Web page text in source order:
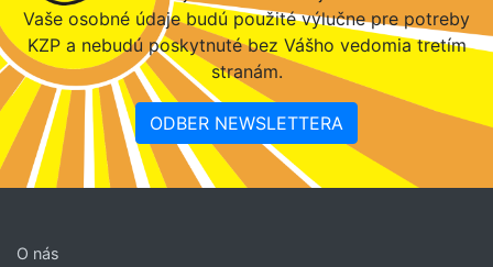
Vaše osobné údaje budú použité výlučne pre potreby
KZP a nebudú poskytnuté bez Vášho vedomia tretím
stranám.
ODBER NEWSLETTERA
O nás